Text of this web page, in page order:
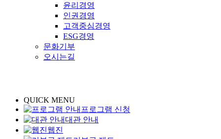
윤리경영
인권경영
고객중심경영
ESG경영
문화기부
오시는길
QUICK MENU
프로그램 신청
대관 안내
웹진